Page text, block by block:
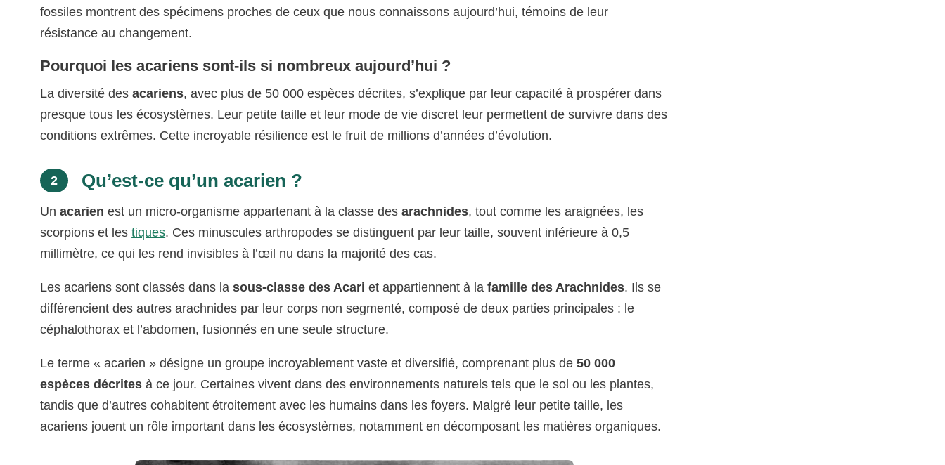
fossiles montrent des spécimens proches de ceux que nous connaissons aujourd’hui, témoins de leur
résistance au changement.
Pourquoi les acariens sont-ils si nombreux aujourd’hui ?
La diversité desacariens, avec plus de 50 000 espèces décrites, s’explique par leur capacité à prospérer dans
presque tous les écosystèmes. Leur petite taille et leur mode de vie discret leur permettent de survivre dans des
conditions extrêmes. Cette incroyable résilience est le fruit de millions d’années d’évolution.
2 Qu’est-ce qu’un acarien ?
Unacarien est un micro-organisme appartenant à la classe desarachnides, tout comme les araignées, les
scorpions et lestiques. Ces minuscules arthropodes se distinguent par leur taille, souvent inférieure à 0,5
millimètre, ce qui les rend invisibles à l’œil nu dans la majorité des cas.
Les acariens sont classés dans lasous-classe des Acari et appartiennent à lafamille des Arachnides. Ils se
différencient des autres arachnides par leur corps non segmenté, composé de deux parties principales : le
céphalothorax et l’abdomen, fusionnés en une seule structure.
Le terme « acarien » désigne un groupe incroyablement vaste et diversifié, comprenant plus de50 000
espèces décrites à ce jour. Certaines vivent dans des environnements naturels tels que le sol ou les plantes,
tandis que d’autres cohabitent étroitement avec les humains dans les foyers. Malgré leur petite taille, les
acariens jouent un rôle important dans les écosystèmes, notamment en décomposant les matières organiques.